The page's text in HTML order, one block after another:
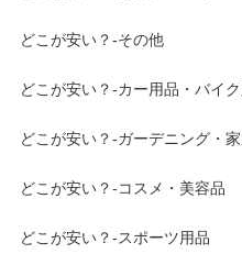
どこが安い？-その他
どこが安い？-カー用品・バイ
どこが安い？-ガーデニング・
どこが安い？-コスメ・美容品
どこが安い？-スポーツ用品